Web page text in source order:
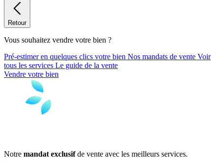
Retour
Vous souhaitez vendre votre bien ?
Pré-estimer en quelques clics votre bien Nos mandats de vente Voir
tous les services Le guide de la vente
Vendre votre bien
Notre mandat exclusifde vente avec les meilleurs services.